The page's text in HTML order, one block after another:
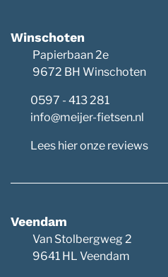
Winschoten
Papierbaan 2e
9672 BH Winschoten
0597 - 413 281
info@meijer-fietsen.nl
Lees hier onze reviews
Veendam
Van Stolbergweg 2
9641 HL Veendam